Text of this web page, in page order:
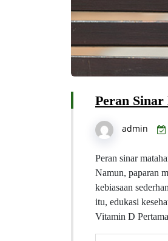
Peran Sinar
admin
Peran sinar
Namun, paparan
kebiasaan
itu, edukasi
Vitamin D